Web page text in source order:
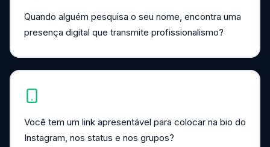
Quando alguém pesquisa o seu nome, encontra uma
presença digital que transmite profissionalismo?
Você tem um link apresentável para colocar na bio do
Instagram, nos status e nos grupos?